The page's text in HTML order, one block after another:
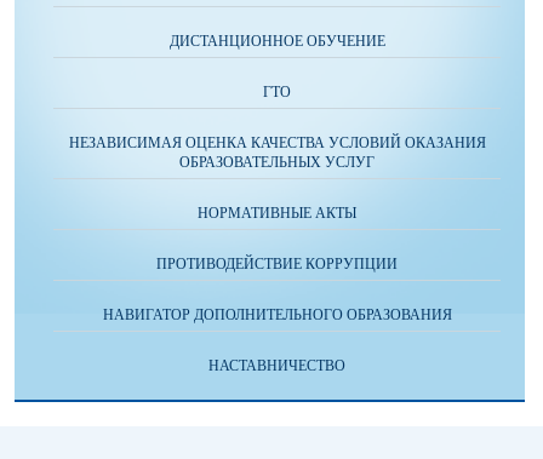
ДИСТАНЦИОННОЕ ОБУЧЕНИЕ
ГТО
НЕЗАВИСИМАЯ ОЦЕНКА КАЧЕСТВА УСЛОВИЙ ОКАЗАНИЯ
ОБРАЗОВАТЕЛЬНЫХ УСЛУГ
НОРМАТИВНЫЕ АКТЫ
ПРОТИВОДЕЙСТВИЕ КОРРУПЦИИ
НАВИГАТОР ДОПОЛНИТЕЛЬНОГО ОБРАЗОВАНИЯ
НАСТАВНИЧЕСТВО